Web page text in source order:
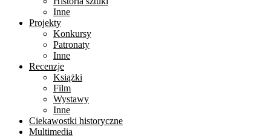
Inne
Projekty
Konkursy
Patronaty
Inne
Recenzje
Książki
Film
Wystawy
Inne
Ciekawostki historyczne
Multimedia